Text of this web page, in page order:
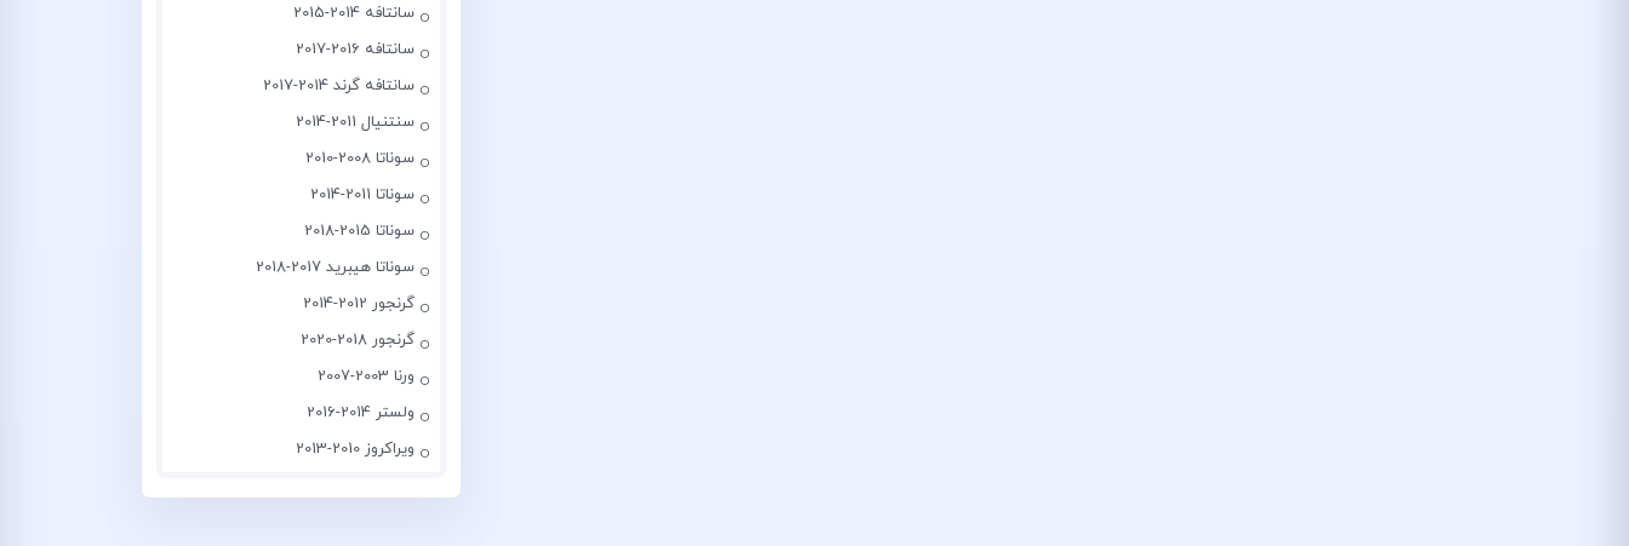
سانتافه 2014-2015
سانتافه 2016-2017
سانتافه گرند 2014-2017
سنتنیال 2011-2014
سوناتا 2008-2010
سوناتا 2011-2014
سوناتا 2015-2018
سوناتا هیبرید 2017-2018
گرنجور 2012-2014
گرنجور 2018-2020
ورنا 2003-2007
ولستر 2014-2016
ویراکروز 2010-2013